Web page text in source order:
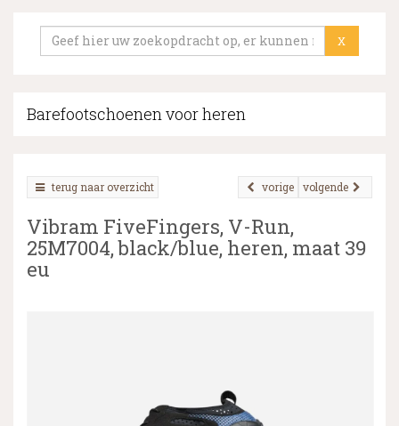
▼
▼
X
Barefootschoenen voor heren
terug naar overzicht volgende
vorige
Vibram FiveFingers, V-Run,
25M7004, black/blue, heren, maat 39
eu